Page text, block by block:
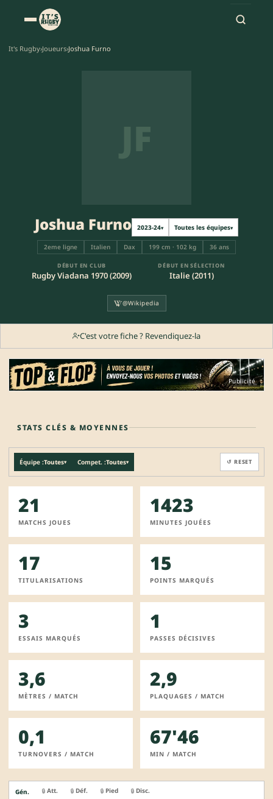
It's Rugby›Joueurs›Joshua Furno
JF
Joshua Furno 2023-24▾ Toutes les équipes▾
2eme ligne Italien Dax 199 cm · 102 kg 36 ans
DÉBUT EN CLUB
Rugby Viadana 1970 (2009)
DÉBUT EN SÉLECTION
Italie (2011)
@Wikipedia
C'est votre fiche ? Revendiquez-la
Publicité
STATS CLÉS & MOYENNES
Équipe :Toutes▾ Compet. :Toutes▾ ↺ RESET
21
MATCHS JOUES
1423
MINUTES JOUÉES
17
TITULARISATIONS
15
POINTS MARQUÉS
3
ESSAIS MARQUÉS
1
PASSES DÉCISIVES
3,6
MÈTRES / MATCH
2,9
PLAQUAGES / MATCH
0,1
TURNOVERS / MATCH
67'46
MIN / MATCH
Gén. 🔒 Att. 🔒 Déf. 🔒 Pied 🔒 Disc.